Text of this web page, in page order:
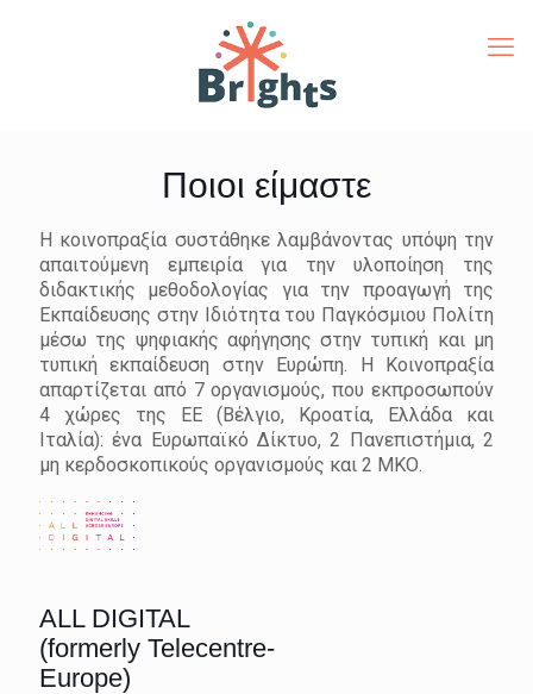
Ποιοι είμαστε
Η κοινοπραξία συστάθηκε λαμβάνοντας υπόψη την
απαιτούμενη εμπειρία για την υλοποίηση της
διδακτικής μεθοδολογίας για την προαγωγή της
Εκπαίδευσης στην Ιδιότητα του Παγκόσμιου Πολίτη
μέσω της ψηφιακής αφήγησης στην τυπική και μη
τυπική εκπαίδευση στην Ευρώπη. Η Κοινοπραξία
απαρτίζεται από 7 οργανισμούς, που εκπροσωπούν
4 χώρες της ΕΕ (Βέλγιο, Κροατία, Ελλάδα και
Ιταλία): ένα Ευρωπαϊκό Δίκτυο, 2 Πανεπιστήμια, 2
μη κερδοσκοπικούς οργανισμούς και 2 ΜΚΟ.
ALL DIGITAL
(formerly Telecentre-
Europe)